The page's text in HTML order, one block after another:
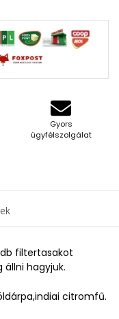
Gyors
ügyfélszolgálat
filtertasakot
állni hagyjuk.
citromfű.